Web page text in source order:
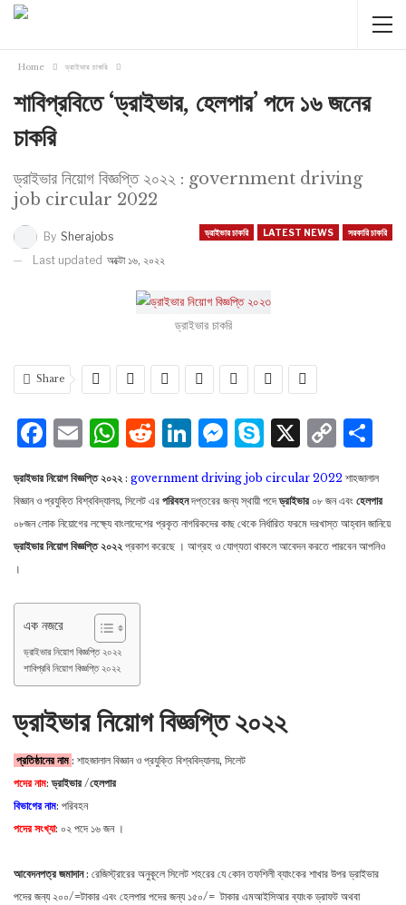
Home ড্রাইভার চাকরি
শাবিপ্রবিতে ‘ড্রাইভার, হেলপার’ পদে ১৬ জনের
চাকরি
ড্রাইভার নিয়োগ বিজ্ঞপ্তি ২০২২ : government driving
job circular 2022
ড্রাইভার চাকরি LATEST NEWS সরকারি চাকরি
By Sherajobs
Last updated অক্টো ১৬, ২০২২
ড্রাইভার চাকরি
Share
Facebook
Email
WhatsApp
Reddit
LinkedIn
Messenger
Skype
X
ড্রাইভার নিয়োগ বিজ্ঞপ্তি ২০২২ : government driving job circular 2022 শাহজালাল
বিজ্ঞান ও প্রযুক্তি বিশ্ববিদ্যালয়, সিলেট এর পরিবহনদপ্তরের জন্য স্থায়ী পদেড্রাইভার০৮ জন এবং হেলপার
০৮জন লোক নিয়োগের লক্ষ্যে বাংলাদেশের প্রকৃত নাগরিকদের কাছ থেকে নির্ধারিত ফরমে দরখাস্ত আহ্বান জানিয়ে
ড্রাইভার নিয়োগ বিজ্ঞপ্তি ২০২২ প্রকাশ করেছে । আগ্রহ ও যোগ্যতা থাকলে আবেদন করতে পারবেন আপনিও
।
এক নজরে
ড্রাইভার নিয়োগ বিজ্ঞপ্তি ২০২২
শাবিপ্রবি নিয়োগ বিজ্ঞপ্তি ২০২২
ড্রাইভার নিয়োগ বিজ্ঞপ্তি ২০২২
প্রতিষ্ঠানের নাম : শাহজালাল বিজ্ঞান ও প্রযুক্তি বিশ্ববিদ্যালয়, সিলেট
পদের নাম:ড্রাইভার/হেলপার
বিভাগের নাম: পরিবহন
পদের সংখ্যা: ০২ পদে ১৬ জন ।
আবেদনপত্র জমাদান: রেজিস্ট্রারের অনুকূলে সিলেট শহরের যে কোন তফশিলী ব্যাংকের শাখার উপর ড্রাইভার
পদের জন্য ২০০/=টাকার এবং হেলপার পদের জন্য ১৫০/= টাকার এমআইসিআর ব্যাংক ড্রাফট অথবা